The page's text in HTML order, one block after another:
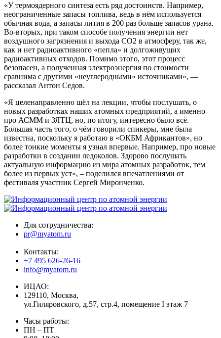
«У термоядерного синтеза есть ряд достоинств. Например,
неограниченные запасы топлива, ведь в нём используется
обычная вода, а запасы лития в 200 раз больше запасов урана.
Во-вторых, при таком способе получения энергии нет
воздушного загрязнения и выхода СО2 в атмосферу, так же,
как и нет радиоактивного «пепла» и долгоживущих
радиоактивных отходов. Помимо этого, этот процесс
безопасен, а полученная электроэнергия по стоимости
сравнима с другими «неуглеродными» источниками», —
рассказал Антон Седов.
«Я целенаправленно шёл на лекции, чтобы послушать, о
новых разработках наших атомных предприятий, а именно
про АСММ и ЗЯТЦ, но, по итогу, интересно было всё.
Большая часть того, о чём говорили спикеры, мне была
известна, поскольку я работаю в «ОКБМ Африкантов», но
более тонкие моменты я узнал впервые. Например, про новые
разработки в создании ледоколов. Здорово послушать
актуальную информацию из мира атомных разработок, тем
более из первых уст», – поделился впечатлениями от
фестиваля участник Сергей Миронченко.
Для сотрудничества:
pr@myatom.ru
Контакты:
+7 495 626-26-16
info@myatom.ru
ИЦАО:
129110, Москва,
ул.Гиляровского, д.57, стр.4, помещение I этаж 7
Часы работы:
ПН – ПТ